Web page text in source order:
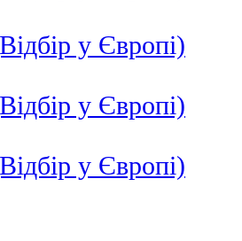
у Європі)
у Європі)
у Європі)